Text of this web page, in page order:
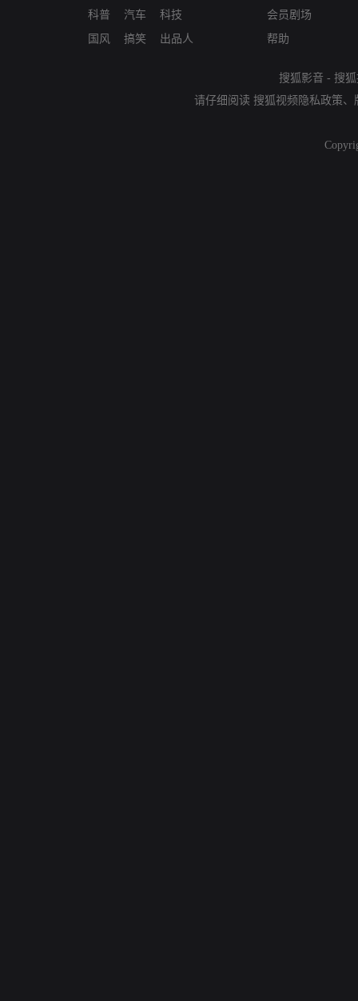
科普
国风
汽车
搞笑
科技
出品人
会员剧场
帮助
搜狐影音 - 搜
请仔细阅读 搜狐视频隐私政策、